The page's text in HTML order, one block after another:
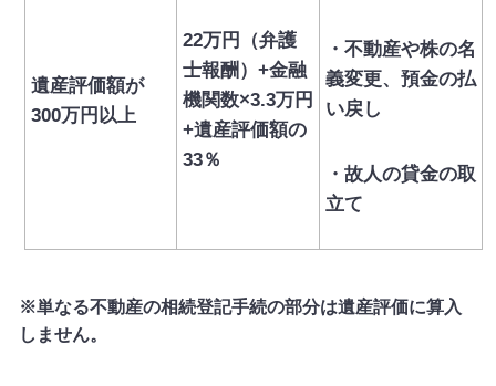
・不動産や株の名
義変更、預金の払
い戻し
・故人の貸金の取
立て
遺産評価額が
300万円以上
22万円（弁護
士報酬）+金融
機関数×3.3万円
+遺産評価額の
33％
※単なる不動産の相続登記手続の部分は遺産評価に算入
しません。